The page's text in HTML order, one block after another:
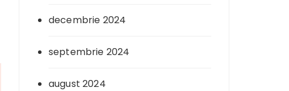
decembrie 2024
septembrie 2024
august 2024